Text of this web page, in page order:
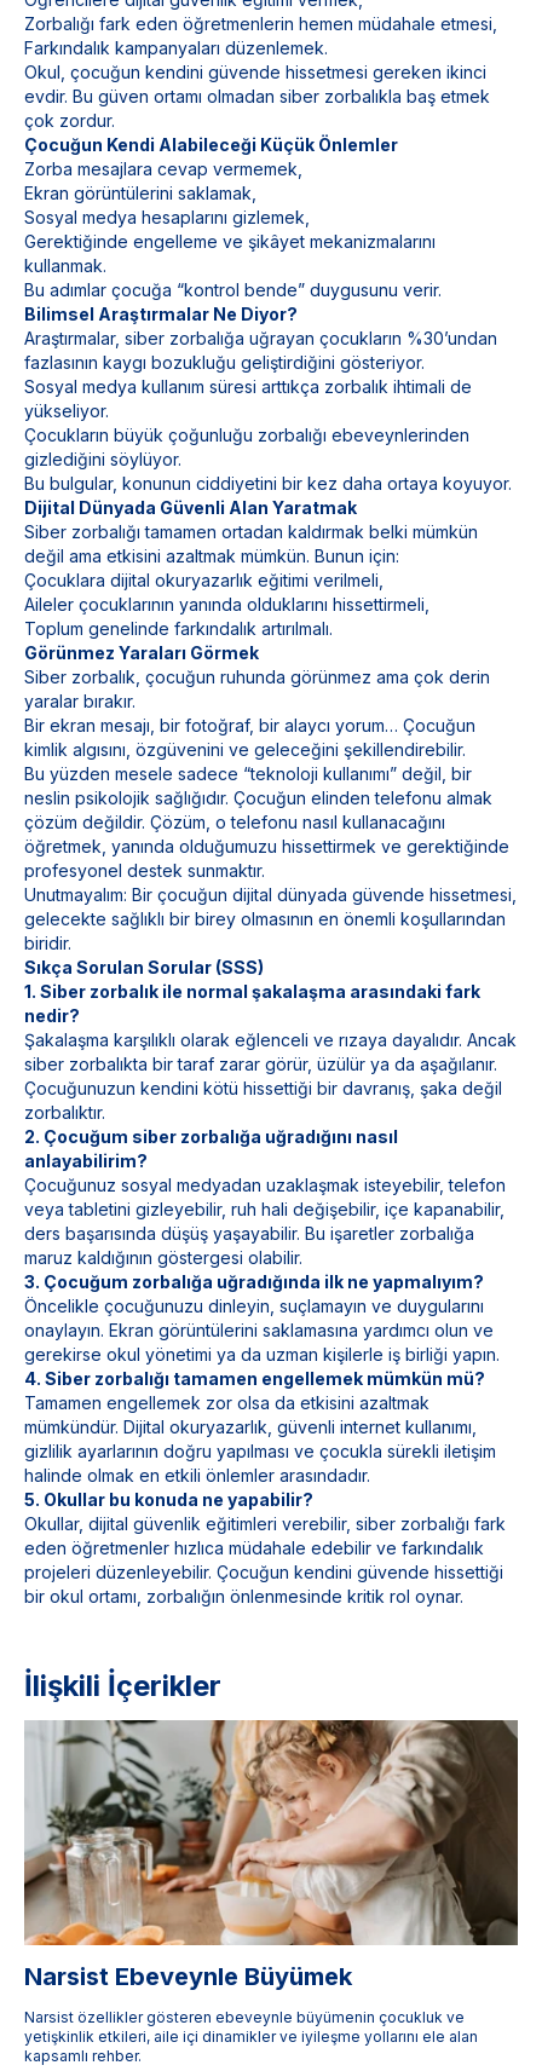
Zorbalığı fark eden öğretmenlerin hemen müdahale etmesi,
Farkındalık kampanyaları düzenlemek.
Okul, çocuğun kendini güvende hissetmesi gereken ikinci
evdir. Bu güven ortamı olmadan siber zorbalıkla baş etmek
çok zordur.
Çocuğun Kendi Alabileceği Küçük Önlemler
Zorba mesajlara cevap vermemek,
Ekran görüntülerini saklamak,
Sosyal medya hesaplarını gizlemek,
Gerektiğinde engelleme ve şikâyet mekanizmalarını
kullanmak.
Bu adımlar çocuğa “kontrol bende” duygusunu verir.
Bilimsel Araştırmalar Ne Diyor?
Araştırmalar, siber zorbalığa uğrayan çocukların %30’undan
fazlasının kaygı bozukluğu geliştirdiğini gösteriyor.
Sosyal medya kullanım süresi arttıkça zorbalık ihtimali de
yükseliyor.
Çocukların büyük çoğunluğu zorbalığı ebeveynlerinden
gizlediğini söylüyor.
Bu bulgular, konunun ciddiyetini bir kez daha ortaya koyuyor.
Dijital Dünyada Güvenli Alan Yaratmak
Siber zorbalığı tamamen ortadan kaldırmak belki mümkün
değil ama etkisini azaltmak mümkün. Bunun için:
Çocuklara dijital okuryazarlık eğitimi verilmeli,
Aileler çocuklarının yanında olduklarını hissettirmeli,
Toplum genelinde farkındalık artırılmalı.
Görünmez Yaraları Görmek
Siber zorbalık, çocuğun ruhunda görünmez ama çok derin
yaralar bırakır.
Bir ekran mesajı, bir fotoğraf, bir alaycı yorum… Çocuğun
kimlik algısını, özgüvenini ve geleceğini şekillendirebilir.
Bu yüzden mesele sadece “teknoloji kullanımı” değil, bir
neslin psikolojik sağlığıdır. Çocuğun elinden telefonu almak
çözüm değildir. Çözüm, o telefonu nasıl kullanacağını
öğretmek, yanında olduğumuzu hissettirmek ve gerektiğinde
profesyonel destek sunmaktır.
Unutmayalım: Bir çocuğun dijital dünyada güvende hissetmesi,
gelecekte sağlıklı bir birey olmasının en önemli koşullarından
biridir.
Sıkça Sorulan Sorular (SSS)
1. Siber zorbalık ile normal şakalaşma arasındaki fark
nedir?
Şakalaşma karşılıklı olarak eğlenceli ve rızaya dayalıdır. Ancak
siber zorbalıkta bir taraf zarar görür, üzülür ya da aşağılanır.
Çocuğunuzun kendini kötü hissettiği bir davranış, şaka değil
zorbalıktır.
2. Çocuğum siber zorbalığa uğradığını nasıl
anlayabilirim?
Çocuğunuz sosyal medyadan uzaklaşmak isteyebilir, telefon
veya tabletini gizleyebilir, ruh hali değişebilir, içe kapanabilir,
ders başarısında düşüş yaşayabilir. Bu işaretler zorbalığa
maruz kaldığının göstergesi olabilir.
3. Çocuğum zorbalığa uğradığında ilk ne yapmalıyım?
Öncelikle çocuğunuzu dinleyin, suçlamayın ve duygularını
onaylayın. Ekran görüntülerini saklamasına yardımcı olun ve
gerekirse okul yönetimi ya da uzman kişilerle iş birliği yapın.
4. Siber zorbalığı tamamen engellemek mümkün mü?
Tamamen engellemek zor olsa da etkisini azaltmak
mümkündür. Dijital okuryazarlık, güvenli internet kullanımı,
gizlilik ayarlarının doğru yapılması ve çocukla sürekli iletişim
halinde olmak en etkili önlemler arasındadır.
5. Okullar bu konuda ne yapabilir?
Okullar, dijital güvenlik eğitimleri verebilir, siber zorbalığı fark
eden öğretmenler hızlıca müdahale edebilir ve farkındalık
projeleri düzenleyebilir. Çocuğun kendini güvende hissettiği
bir okul ortamı, zorbalığın önlenmesinde kritik rol oynar.
İlişkili İçerikler
Narsist Ebeveynle Büyümek
Narsist özellikler gösteren ebeveynle büyümenin çocukluk ve
yetişkinlik etkileri, aile içi dinamikler ve iyileşme yollarını ele alan
kapsamlı rehber.